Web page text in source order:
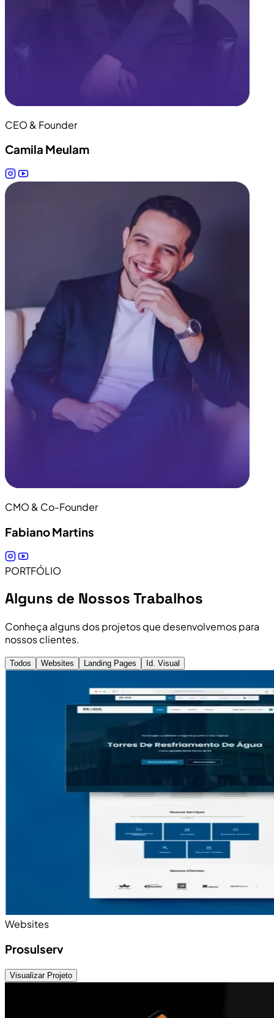
CEO & Founder
Camila Meulam
CMO & Co-Founder
Fabiano Martins
PORTFÓLIO
Alguns de Nossos Trabalhos
Conheça alguns dos projetos que desenvolvemos para
nossos clientes.
Todos Websites Landing Pages Id. Visual
Websites
Prosulserv
Visualizar Projeto